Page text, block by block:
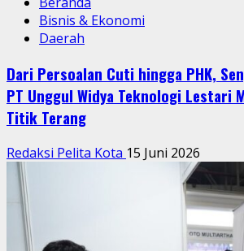
Bisnis & Ekonomi
Daerah
Dari Persoalan Cuti hingga PHK,
PT Unggul Widya Teknologi Lestari
Titik Terang
Redaksi Pelita Kota 15 Juni 2026